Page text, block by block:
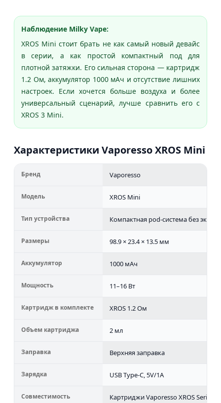
Наблюдение Milky Vape:
XROS Mini стоит брать не как самый новый девайс
в серии, а как простой компактный под для
плотной затяжки. Его сильная сторона — картридж
1.2 Ом, аккумулятор 1000 мАч и отсутствие лишних
настроек. Если хочется больше воздуха и более
универсальный сценарий, лучше сравнить его с
XROS 3 Mini.
Характеристики Vaporesso XROS Mini
Бренд Vaporesso
Модель XROS Mini
Тип устройства Компактная pod-система без экрана
Размеры 98.9 × 23.4 × 13.5 мм
Аккумулятор 1000 мАч
Мощность 11–16 Вт
Картридж в комплекте XROS 1.2 Ом
Объем картриджа 2 мл
Заправка Верхняя заправка
Зарядка USB Type-C, 5V/1A
Совместимость Картриджи Vaporesso XROS Series